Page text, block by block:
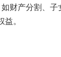
财产分割、
。